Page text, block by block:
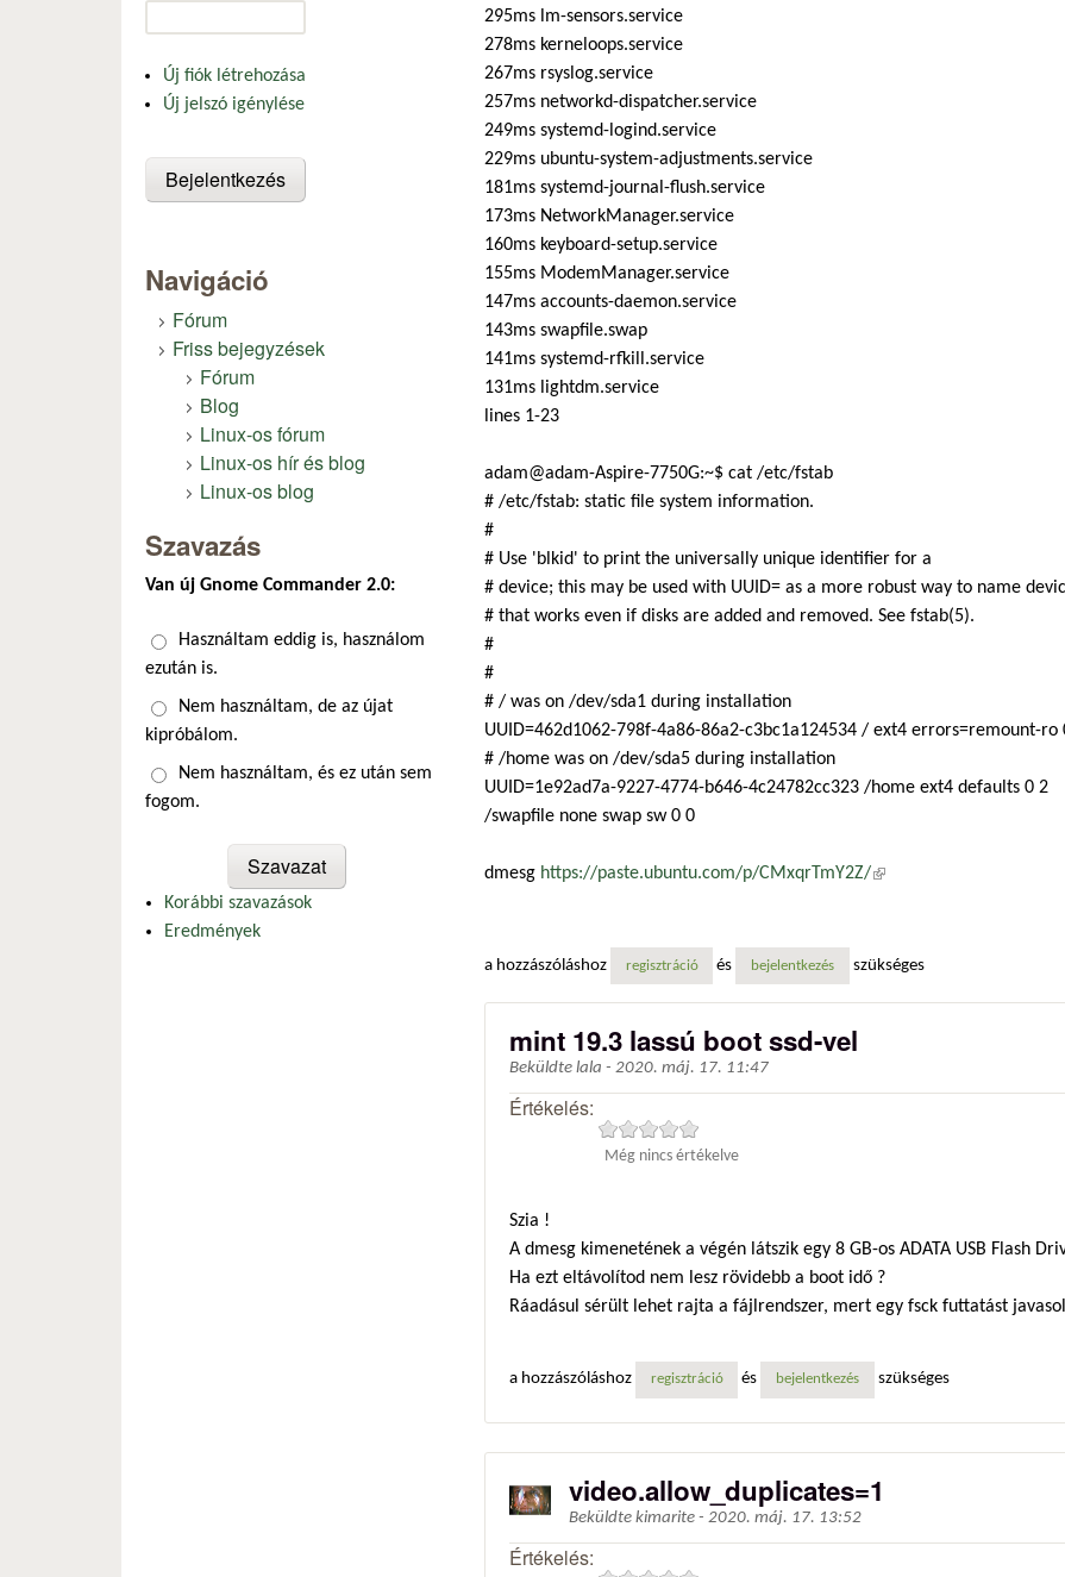
295ms lm-sensors.service
278ms kerneloops.service
267ms rsyslog.service
257ms networkd-dispatcher.service
249ms systemd-logind.service
229ms ubuntu-system-adjustments.service
181ms systemd-journal-flush.service
173ms NetworkManager.service
160ms keyboard-setup.service
155ms ModemManager.service
147ms accounts-daemon.service
143ms swapfile.swap
141ms systemd-rfkill.service
131ms lightdm.service
lines 1-23
adam@adam-Aspire-7750G:~$ cat /etc/fstab
# /etc/fstab: static file system information.
#
# Use 'blkid' to print the universally unique identifier for a
# device; this may be used with UUID= as a more robust way to name
# that works even if disks are added and removed. See fstab(5).
#
#
# / was on /dev/sda1 during installation
UUID=462d1062-798f-4a86-86a2-c3bc1a124534 / ext4 errors=remount-ro
# /home was on /dev/sda5 during installation
UUID=1e92ad7a-9227-4774-b646-4c24782cc323 /home ext4 defaults 0 2
/swapfile none swap sw 0 0
dmesg https://paste.ubuntu.com/p/CMxqrTmY2Z/(külső hivatkozás)
a hozzászóláshoz regisztráció és bejelentkezés szükséges
mint 19.3 lassú boot ssd-vel
Beküldte lala - 2020. máj. 17. 11:47
Értékelés:
Még nincs értékelve
Szia !
A dmesg kimenetének a végén látszik egy 8 GB-os ADATA USB Flash
Ha ezt eltávolítod nem lesz rövidebb a boot idő ?
Ráadásul sérült lehet rajta a fájlrendszer, mert egy fsck futtatást
a hozzászóláshoz regisztráció és bejelentkezés szükséges
video.allow_duplicates=1
Beküldte kimarite - 2020. máj. 17. 13:52
Értékelés:
Új fiók létrehozása
Új jelszó igénylése
Navigáció
Fórum
Friss bejegyzések
Fórum
Blog
Linux-os fórum
Linux-os hír és blog
Linux-os blog
Szavazás
Van új Gnome Commander 2.0:
Választások
Használtam eddig is, használom
ezután is.
Nem használtam, de az újat
kipróbálom.
Nem használtam, és ez után sem
fogom.
Korábbi szavazások
Eredmények